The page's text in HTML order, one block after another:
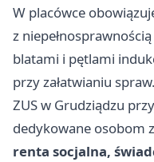
W placówce
z
blatami i pętlami
przy załatwianiu spraw.
ZUS w Grudziądzu
dedykowane osobom
renta socjalna,